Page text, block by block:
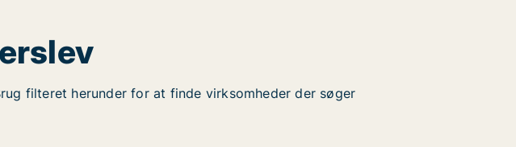
filteret herunder for at finde virksomheder der søger